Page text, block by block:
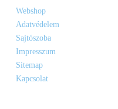
Webshop
Adatvédelem
Sajtószoba
Impresszum
Sitemap
Kapcsolat